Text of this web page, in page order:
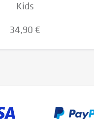
Kids
34,90 €